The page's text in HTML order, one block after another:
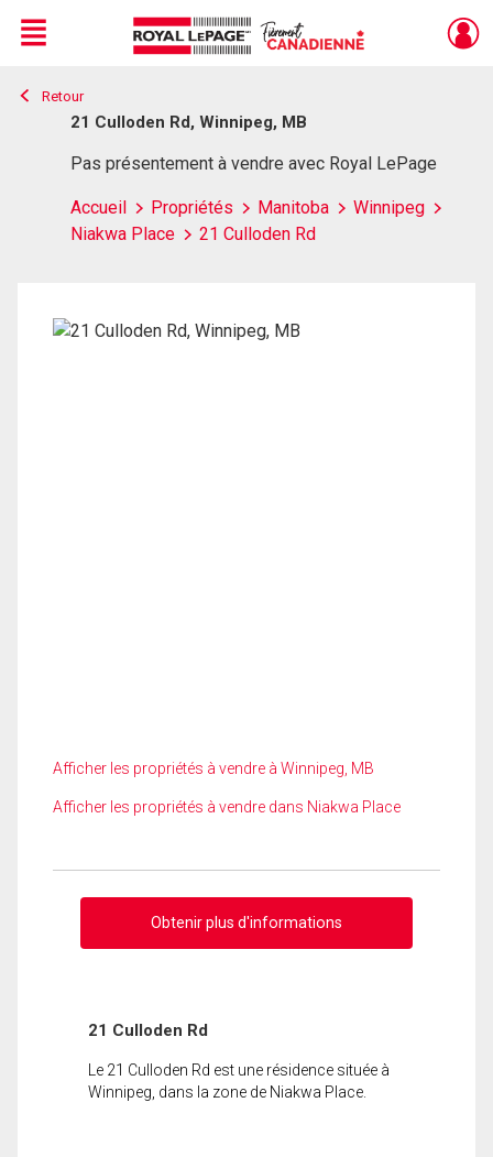
Live
En Direct
Menu
Retour
21 Culloden Rd, Winnipeg, MB
Pas présentement à vendre avec Royal LePage
Accueil Propriétés Manitoba
Winnipeg
Niakwa Place
21 Culloden Rd
Afficher les propriétés à vendre à Winnipeg, MB
Afficher les propriétés à vendre dans Niakwa Place
Obtenir plus d'informations
21 Culloden Rd
Le 21 Culloden Rd est une résidence située à
Winnipeg, dans la zone de Niakwa Place.